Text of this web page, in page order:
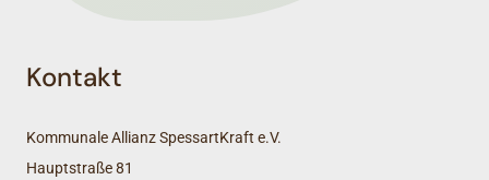
Kontakt
Kommunale Allianz SpessartKraft e.V.
Hauptstraße 81